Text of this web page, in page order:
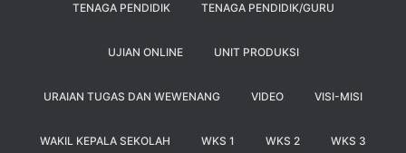
TENAGA PENDIDIK TENAGA PENDIDIK/GURU
UJIAN ONLINE UNIT PRODUKSI
URAIAN TUGAS DAN WEWENANG VIDEO VISI-MISI
WAKIL KEPALA SEKOLAH WKS 1 WKS 2 WKS 3